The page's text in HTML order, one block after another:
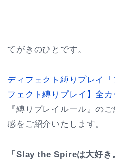
てがきのひとです。
ディフェクト縛りプレイ「
フェクト縛りプレイ】全カ
『縛りプレイルール』の
感をご紹介いたします。
「Slay the Spireは大好き